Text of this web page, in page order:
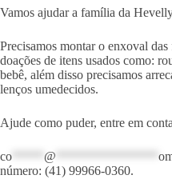
Vamos ajudar a família da
Precisamos montar o enxoval
doações de itens usados como:
bebê, além disso precisamos
lenços umedecidos.
Ajude como puder, entre em
co @
número: (41) 99966-0360.